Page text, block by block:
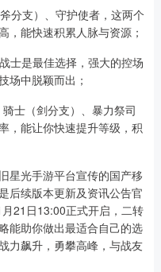
分支）、守护使者，这两个
，能快速积累人脉与资源；
士是最佳选择，强大的控场
场中脱颖而出；
士（剑分支）、暴力祭司
，能让你快速提升等级，积
星光手游平台宣传的国产移
后续版本更新及资讯公告官
21日13:00正式开启，二转
能助你做出最适合自己的选
力飙升，勇攀高峰，与战友